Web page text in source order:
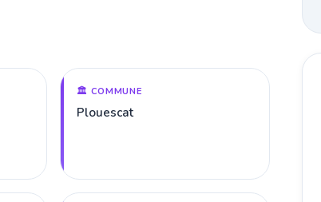
🏛️ COMMUNE
Plouescat